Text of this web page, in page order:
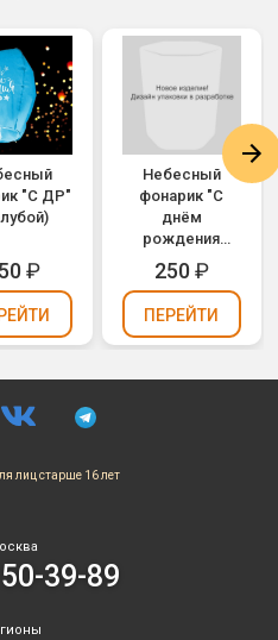
"С ДР"
₽
Небесный
фонарик "С
днём
рождения
тебя! Ноты"
(розовый)
250₽
ПЕРЕЙТИ
лиц старше 16 лет
39-89